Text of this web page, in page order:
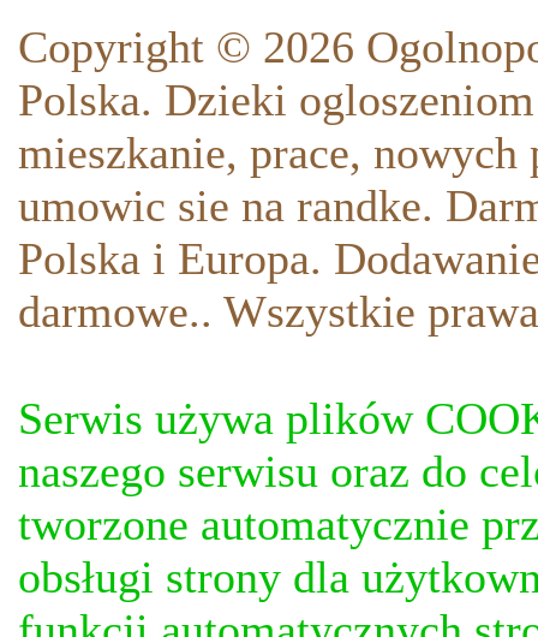
Copyright © 2026
Polska. Dzieki
mieszkanie, prace,
umowic sie na randke.
Polska i Europa.
darmowe.. Wszystkie
Serwis używa plików
naszego serwisu oraz do
tworzone automatycznie
obsługi strony dla